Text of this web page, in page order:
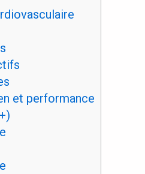
et performance